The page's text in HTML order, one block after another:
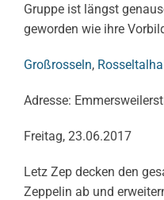
Gruppe ist längst
geworden wie ihre
Großrosseln,
Adresse:
Freitag, 23.06.2017
Letz Zep decken den
Zeppelin ab und